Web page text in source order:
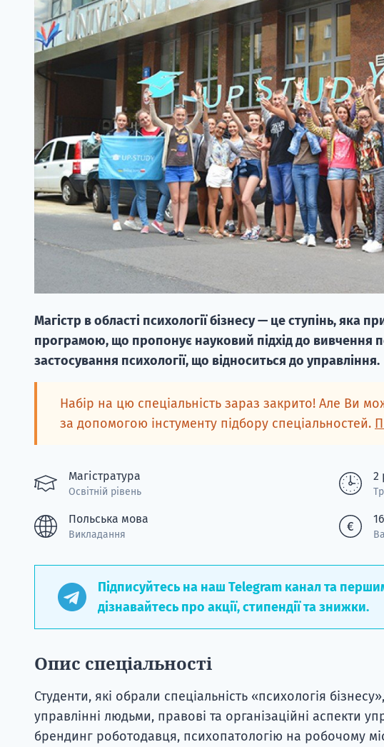
Магістр в області психології бізнесу — це ступінь, яка
програмою, що пропонує науковий підхід до вивчення
застосування психології, що відноситься до управління.
Набір на цю спеціальність зараз закрито! Але Ви
за допомогою інстументу підбору спеціальностей.
Магістратура
Освітній рівень
2
Польська мова
Викладання
Підписуйтесь на наш Telegram канал та
дізнавайтесь про акції, стипендії та знижки.
Опис спеціальності
Студенти, які обрали спеціальність «психологія
управлінні людьми, правові та організаційні аспекти
брендинг роботодавця, психопатологію на робочому